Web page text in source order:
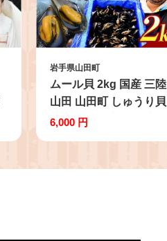
岩手県山田町
ムール貝 2kg 国産 三陸
山田 山田町 しゅうり貝
海産品 山田産 山田湾
6,000 円